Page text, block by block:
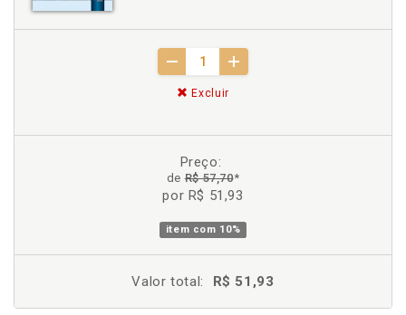
Excluir
Preço:
deR$ 57,70*
por R$ 51,93
item com 10%
Valor total: R$ 51,93